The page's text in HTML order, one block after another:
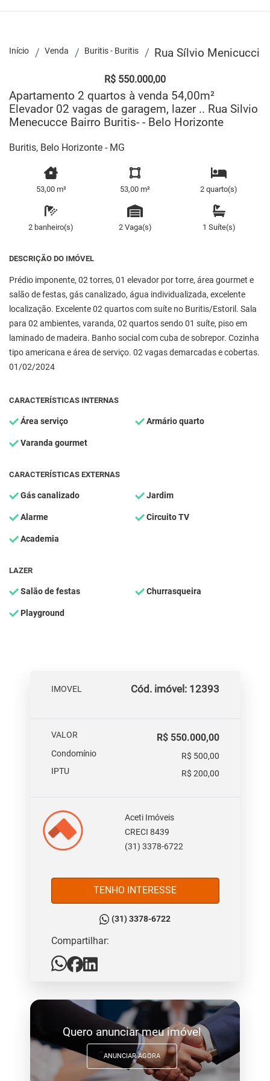
Início Venda Buritis - Buritis Rua Sílvio Menicucci
R$ 550.000,00
Apartamento 2 quartos à venda 54,00m²
Elevador 02 vagas de garagem, lazer .. Rua Silvio
Menecucce Bairro Buritis- - Belo Horizonte
Buritis, Belo Horizonte - MG
53,00 m² 53,00 m² 2 quarto(s)
2 banheiro(s) 2 Vaga(s) 1 Suíte(s)
DESCRIÇÃO DO IMÓVEL
Prédio imponente, 02 torres, 01 elevador por torre, área gourmet e
salão de festas, gás canalizado, água individualizada, excelente
localização. Excelente 02 quartos com suíte no Buritis/Estoril. Sala
para 02 ambientes, varanda, 02 quartos sendo 01 suíte, piso em
laminado de madeira. Banho social com cuba de sobrepor. Cozinha
tipo americana e área de serviço. 02 vagas demarcadas e cobertas.
01/02/2024
CARACTERÍSTICAS INTERNAS
Área serviço Armário quarto
Varanda gourmet
CARACTERÍSTICAS EXTERNAS
Gás canalizado Jardim
Alarme Circuito TV
Academia
LAZER
Salão de festas Churrasqueira
Playground
IMOVEL Cód. imóvel: 12393
VALOR R$ 550.000,00
Condomínio
R$ 500,00
IPTU
R$ 200,00
Aceti Imóveis
CRECI 8439
(31) 3378-6722
TENHO INTERESSE
(31) 3378-6722
Compartilhar:
Quero anunciar meu imóvel
ANUNCIAR AGORA